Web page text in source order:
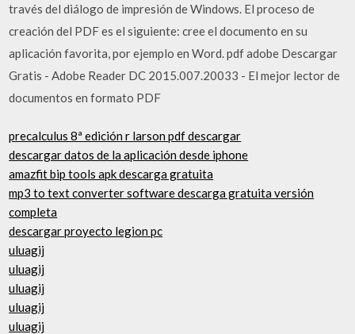
través del diálogo de impresión de Windows. El proceso de
creación del PDF es el siguiente: cree el documento en su
aplicación favorita, por ejemplo en Word. pdf adobe Descargar
Gratis - Adobe Reader DC 2015.007.20033 - El mejor lector de
documentos en formato PDF
precalculus 8ª edición r larson pdf descargar
descargar datos de la aplicación desde iphone
amazfit bip tools apk descarga gratuita
mp3 to text converter software descarga gratuita versión
completa
descargar proyecto legion pc
uluagij
uluagij
uluagij
uluagij
uluagij